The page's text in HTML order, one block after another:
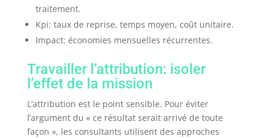
traitement.
Kpi: taux de reprise, temps moyen, coût unitaire.
Impact: économies mensuelles récurrentes.
Travailler l’attribution: isoler
l’effet de la mission
L’attribution est le point sensible. Pour éviter
l’argument du « ce résultat serait arrivé de toute
façon », les consultants utilisent des approches